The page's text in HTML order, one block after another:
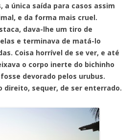
a única saída para casos assim
e da forma mais cruel.
dava-lhe um tiro de
e terminava de matá-lo
Coisa horrível de se ver, e até
o corpo inerte do bichinho
devorado pelos urubus.
direito, sequer, de ser enterrado.